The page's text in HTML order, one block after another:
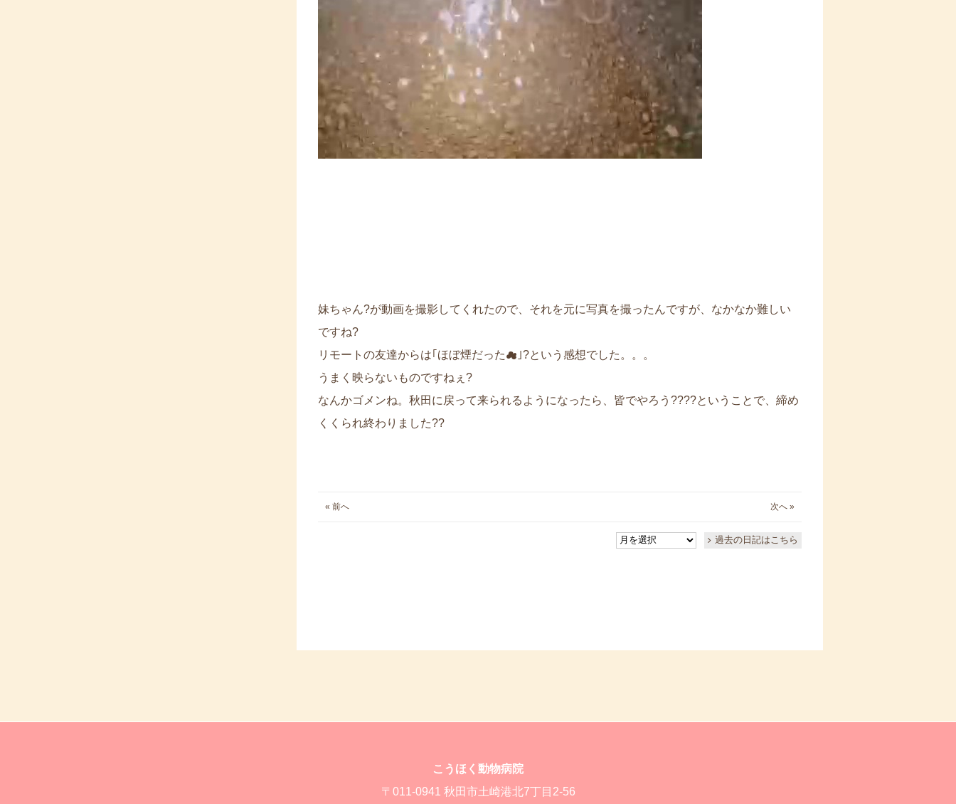
妹ちゃん?が動画を撮影してくれたので、それを元に写真を撮ったんですが、なかなか難しい
ですね?
リモートの友達からは｢ほぼ煙だった☁｣?という感想でした。。。
うまく映らないものですねぇ?
なんかゴメンね。秋田に戻って来られるようになったら、皆でやろう????ということで、締め
くくられ終わりました??
« 前へ 次へ »
過去の日記はこちら
こうほく動物病院
〒011-0941 秋田市土崎港北7丁目2-56